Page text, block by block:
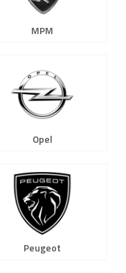
MPM
Opel
Peugeot